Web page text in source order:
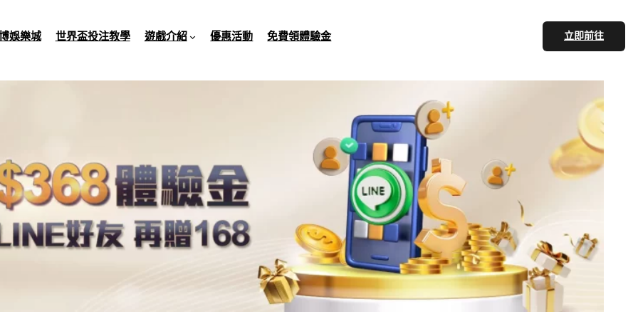
娛樂城 世界盃投注教學 遊戲介紹 優惠活動 免費領體驗金 立即前往